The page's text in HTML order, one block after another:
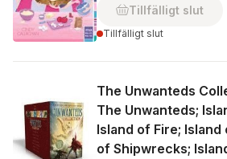
Tillfälligt slut
Tillfälligt slut
The Unwanteds
The Unwanteds;
Island of Fire;
of Shipwrecks;